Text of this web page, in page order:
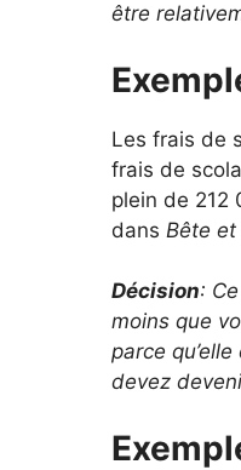
être
Les frais de
frais de
plein de 212
dans Bête
Décision:
moins que
parce
devez